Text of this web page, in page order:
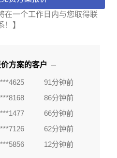
在一个工作日内与您取得联
！】
方案的客户37分钟前
91分钟前
86分钟前
66分钟前
62分钟前
12分钟前